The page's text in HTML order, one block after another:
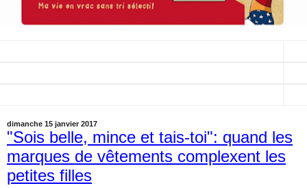
dimanche 15 janvier 2017
"Sois belle, mince et tais-toi": quand les
marques de vêtements complexent les
petites filles